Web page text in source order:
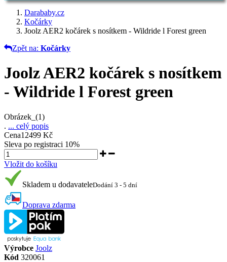
Darababy.cz
Kočárky
Joolz AER2 kočárek s nosítkem - Wildride l Forest green
Zpět na: Kočárky
Joolz AER2 kočárek s nosítkem
- Wildride l Forest green
Obrázek_(1)
. ... celý popis
Cena12499 Kč
Sleva po registraci 10%
Vložit do košíku
Skladem u dodavateleDodání 3 - 5 dní
Doprava zdarma
Výrobce Joolz
Kód 320061